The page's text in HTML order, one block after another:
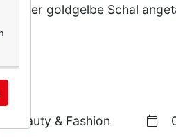
dieser goldgelbe Schal
Beauty & Fashion